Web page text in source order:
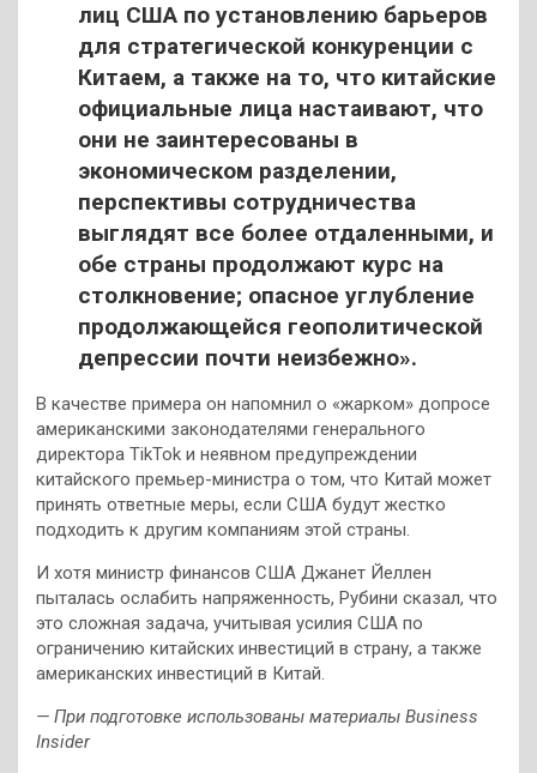
лиц США по установлению барьеров
для стратегической конкуренции с
Китаем, а также на то, что китайские
официальные лица настаивают, что
они не заинтересованы в
экономическом разделении,
перспективы сотрудничества
выглядят все более отдаленными, и
обе страны продолжают курс на
столкновение; опасное углубление
продолжающейся геополитической
депрессии почти неизбежно».
В качестве примера он напомнил о «жарком» допросе
американскими законодателями генерального
директора TikTok и неявном предупреждении
китайского премьер-министра о том, что Китай может
принять ответные меры, если США будут жестко
подходить к другим компаниям этой страны.
И хотя министр финансов США Джанет Йеллен
пыталась ослабить напряженность, Рубини сказал, что
это сложная задача, учитывая усилия США по
ограничению китайских инвестиций в страну, а также
американских инвестиций в Китай.
— При подготовке использованы материалы Business
Insider